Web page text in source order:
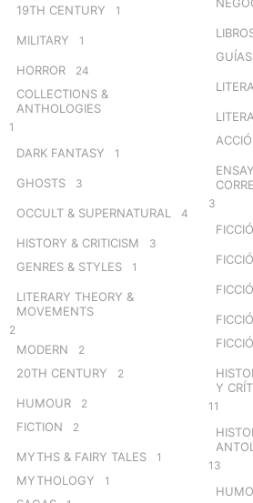
19TH CENTURY 1
MILITARY 1
HORROR 24
COLLECTIONS &
ANTHOLOGIES
1
DARK FANTASY 1
GHOSTS 3
OCCULT & SUPERNATURAL 4
HISTORY & CRITICISM 3
GENRES & STYLES 1
LITERARY THEORY &
MOVEMENTS
2
MODERN 2
20TH CENTURY 2
HUMOUR 2
FICTION 2
MYTHS & FAIRY TALES 1
MYTHOLOGY 1
3
Y
11
13